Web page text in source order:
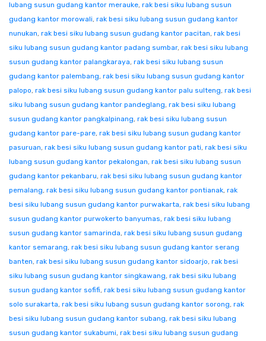
lubang susun gudang kantor merauke, rak besi siku lubang susun
gudang kantor morowali, rak besi siku lubang susun gudang kantor
nunukan, rak besi siku lubang susun gudang kantor pacitan, rak besi
siku lubang susun gudang kantor padang sumbar, rak besi siku lubang
susun gudang kantor palangkaraya, rak besi siku lubang susun
gudang kantor palembang, rak besi siku lubang susun gudang kantor
palopo, rak besi siku lubang susun gudang kantor palu sulteng, rak besi
siku lubang susun gudang kantor pandeglang, rak besi siku lubang
susun gudang kantor pangkalpinang, rak besi siku lubang susun
gudang kantor pare-pare, rak besi siku lubang susun gudang kantor
pasuruan, rak besi siku lubang susun gudang kantor pati, rak besi siku
lubang susun gudang kantor pekalongan, rak besi siku lubang susun
gudang kantor pekanbaru, rak besi siku lubang susun gudang kantor
pemalang, rak besi siku lubang susun gudang kantor pontianak, rak
besi siku lubang susun gudang kantor purwakarta, rak besi siku lubang
susun gudang kantor purwokerto banyumas, rak besi siku lubang
susun gudang kantor samarinda, rak besi siku lubang susun gudang
kantor semarang, rak besi siku lubang susun gudang kantor serang
banten, rak besi siku lubang susun gudang kantor sidoarjo, rak besi
siku lubang susun gudang kantor singkawang, rak besi siku lubang
susun gudang kantor sofifi, rak besi siku lubang susun gudang kantor
solo surakarta, rak besi siku lubang susun gudang kantor sorong, rak
besi siku lubang susun gudang kantor subang, rak besi siku lubang
susun gudang kantor sukabumi, rak besi siku lubang susun gudang